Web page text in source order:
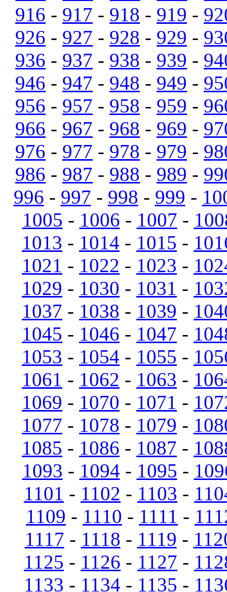
916 - 917 - 918 - 919 -
926 - 927 - 928 - 929 -
936 - 937 - 938 - 939 -
946 - 947 - 948 - 949 -
956 - 957 - 958 - 959 -
966 - 967 - 968 - 969 -
976 - 977 - 978 - 979 -
986 - 987 - 988 - 989 -
996 - 997 - 998 - 999 -
1005 - 1006 - 1007 -
1013 - 1014 - 1015 -
1021 - 1022 - 1023 -
1029 - 1030 - 1031 -
1037 - 1038 - 1039 -
1045 - 1046 - 1047 -
1053 - 1054 - 1055 -
1061 - 1062 - 1063 -
1069 - 1070 - 1071 -
1077 - 1078 - 1079 -
1085 - 1086 - 1087 -
1093 - 1094 - 1095 -
1101 - 1102 - 1103 -
1109 - 1110 - 1111 -
1117 - 1118 - 1119 -
1125 - 1126 - 1127 -
1133 - 1134 - 1135 -